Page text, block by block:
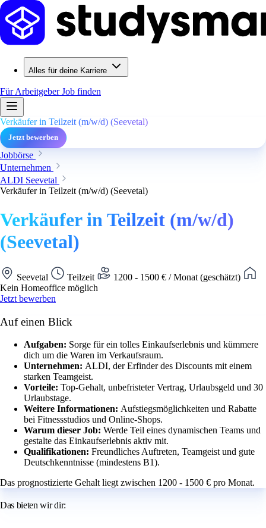
Alles für deine Karriere
Für ArbeitgeberJob finden
Verkäufer in Teilzeit (m/w/d) (Seevetal)
Jetzt bewerben
Jobbörse
Unternehmen
ALDI Seevetal
Verkäufer in Teilzeit (m/w/d) (Seevetal)
Verkäufer in Teilzeit (m/w/d)
(Seevetal)
Seevetal Teilzeit
1200 - 1500 € / Monat (geschätzt)
Kein Homeoffice möglich
Jetzt bewerben
Auf einen Blick
Aufgaben: Sorge für ein tolles Einkaufserlebnis und kümmere
dich um die Waren im Verkaufsraum.
Unternehmen: ALDI, der Erfinder des Discounts mit einem
starken Teamgeist.
Vorteile: Top-Gehalt, unbefristeter Vertrag, Urlaubsgeld und 30
Urlaubstage.
Weitere Informationen: Aufstiegsmöglichkeiten und Rabatte
bei Fitnessstudios und Online-Shops.
Warum dieser Job: Werde Teil eines dynamischen Teams und
gestalte das Einkaufserlebnis aktiv mit.
Qualifikationen: Freundliches Auftreten, Teamgeist und gute
Deutschkenntnisse (mindestens B1).
Das prognostizierte Gehalt liegt zwischen 1200 - 1500 € pro Monat.
Das bieten wir dir: